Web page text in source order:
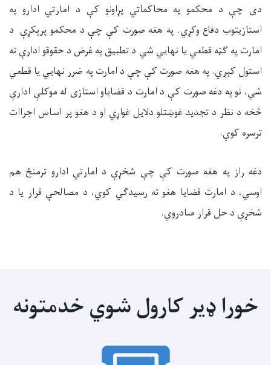
دی چې د محکمو په محاکماتي پړاونو کې د امارتي ادارو په
استازیتوب دفاع وکړي. په هغه صورت کې چې د محکمو پرېکړې د
امارت په ګټه قطعي یا نهايي شي د تطبیق په غرض د حقوقو ادارې ته
استول کېږي. په هغه صورت کې چې د امارت په ضرر نهایي یا قطعي
شي، نو په دغه صورت کې د امارت د قضایاو استازی له موکلې ادارې
څخه د نظر د تجدید غوښتلو دلایل غواړي او د هغو پر اساس اجراات
ترسره کوي.
دغه راز په هغه صورت کې چې شخړې د امارتي ادارو ترمنځ هم
اوسي، د امارت قضایا هغو ته رسیدګي کوي، د مصالحې قرار یا د
شخړې د حل قرار صادروي.
خورا ډیر کارول شوي خدمتونه